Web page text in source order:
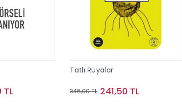
TL
Tatlı Rüyalar
345,00 TL 241,50 TL